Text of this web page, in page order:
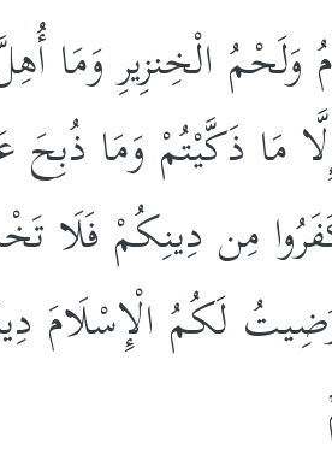
الْخِنزِيرِ وَمَا أُهِلَّ
مَا ذَكَّيْتُمْ وَمَا
مِن دِينِكُمْ
لَكُمُ